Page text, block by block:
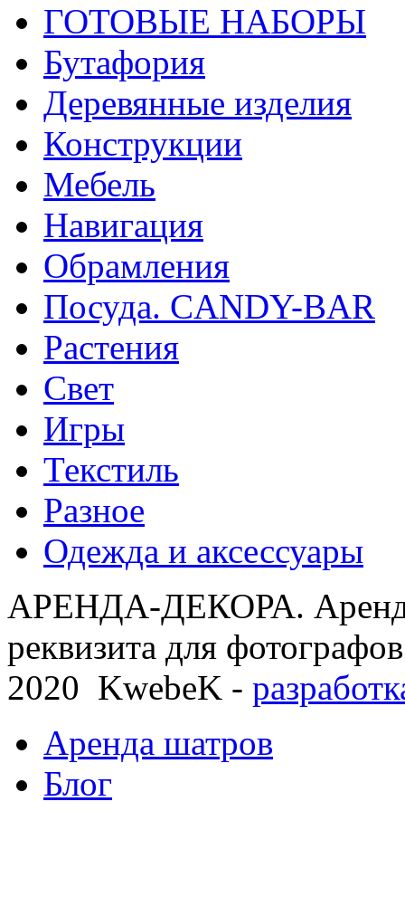
Оформителям - скидки.
300
ГОТОВЫЕ НАБОРЫ
Бутафория
Деревянные изделия
Конструкции
Мебель
Навигация
Обрамления
Посуда. CANDY-BAR
Растения
Свет
Игры
Текстиль
Разное
Одежда и аксессуары
АРЕНДА-ДЕКОРА.
реквизита для
2020 KwebeK -
Аренда шатров
Блог